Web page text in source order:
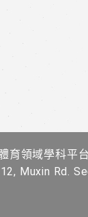
育領域學科平台
Muxin Rd.